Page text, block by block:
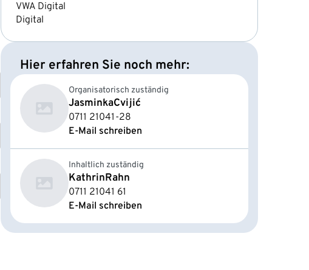
VWA Digital
Digital
Hier erfahren Sie noch mehr:
Organisatorisch zuständig
JasminkaCvijić
0711 21041-28
E-Mail schreiben
Inhaltlich zuständig
KathrinRahn
0711 21041 61
E-Mail schreiben